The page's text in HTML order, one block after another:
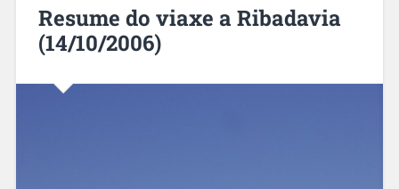
Resume do viaxe a Ribadavia
(14/10/2006)